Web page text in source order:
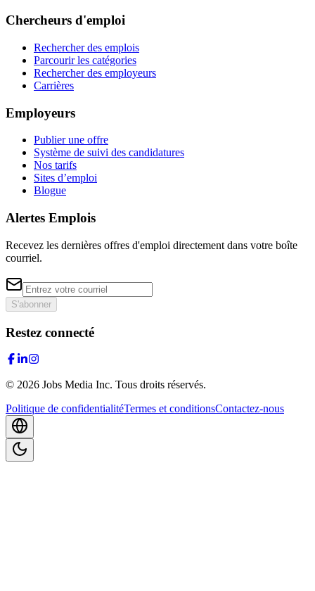
Chercheurs d'emploi
Rechercher des emplois
Parcourir les catégories
Rechercher des employeurs
Carrières
Employeurs
Publier une offre
Système de suivi des candidatures
Nos tarifs
Sites d’emploi
Blogue
Alertes Emplois
Recevez les dernières offres d'emploi directement dans votre boîte
courriel.
S'abonner
Restez connecté
© 2026 Jobs Media Inc. Tous droits réservés.
Politique de confidentialitéTermes et conditionsContactez-nous